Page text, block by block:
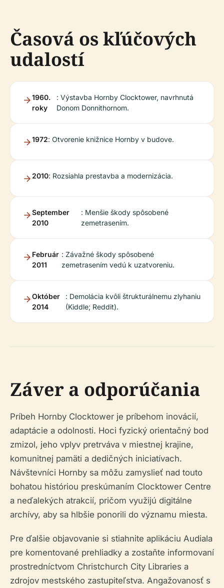
Časová os kľúčových
udalostí
1960.
roky
: Výstavba Hornby Clocktower, navrhnutá
Donom Donnithornom.
1972: Otvorenie knižnice Hornby v budove.
2010: Rozsiahla prestavba a modernizácia.
September
2010
: Menšie škody spôsobené
zemetrasením.
Február
2011
: Závažné škody spôsobené
zemetrasením vedú k uzatvoreniu.
Október
2014
: Demolácia kvôli štrukturálnemu zlyhaniu
(Kiddle; Reddit).
Záver a odporúčania
Príbeh Hornby Clocktower je príbehom inovácií,
adaptácie a odolnosti. Hoci fyzický orientačný bod
zmizol, jeho vplyv pretrváva v miestnej krajine,
komunitnej pamäti a dedičných iniciatívach.
Návštevníci Hornby sa môžu zamyslieť nad touto
bohatou históriou preskúmaním Clocktower Centre
a neďalekých atrakcií, pričom využijú digitálne
archívy, aby sa hlbšie ponorili do významu miesta.
Pre ďalšie objavovanie si stiahnite aplikáciu Audiala
pre komentované prehliadky a zostaňte informovaní
prostredníctvom Christchurch City Libraries a
zdrojov mestského zastupiteľstva. Angažovanosť s